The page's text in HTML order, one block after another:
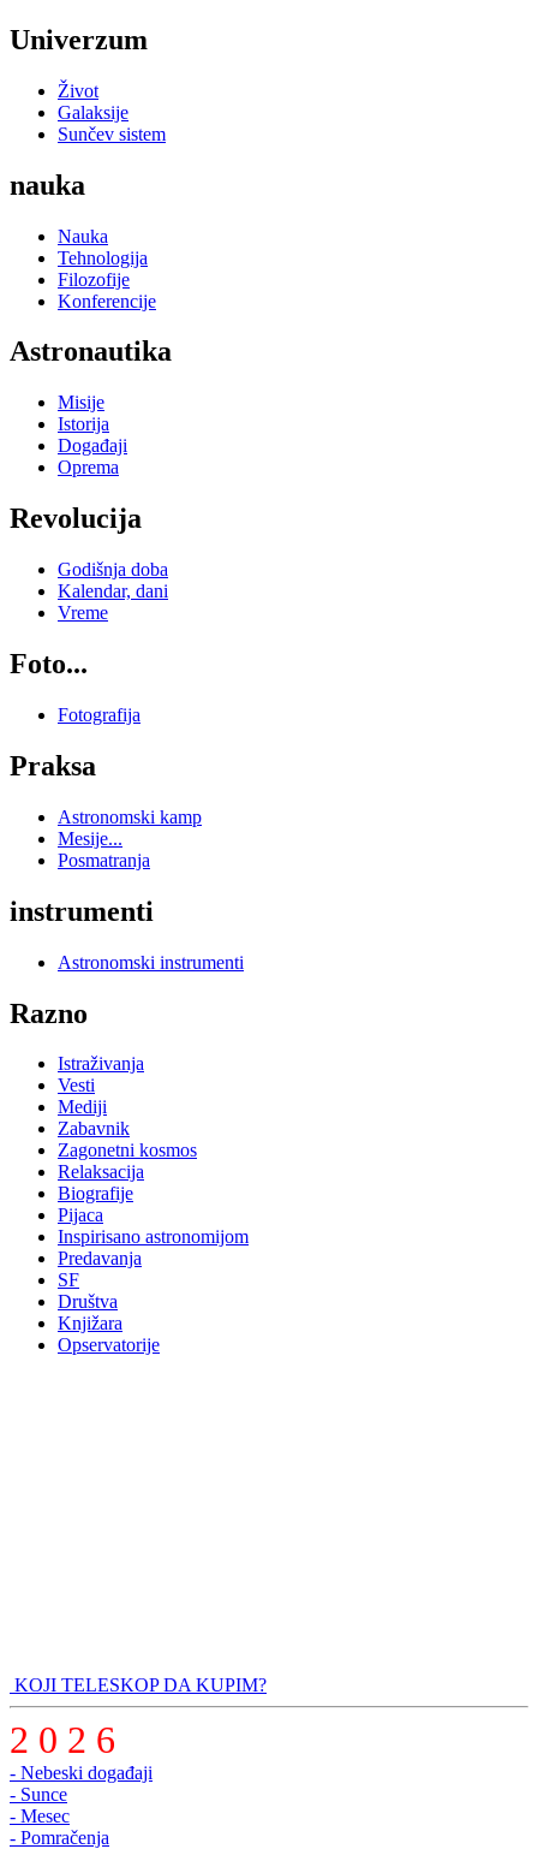
Univerzum
Život
Galaksije
Sunčev sistem
nauka
Nauka
Tehnologija
Filozofije
Konferencije
Astronautika
Misije
Istorija
Događaji
Oprema
Revolucija
Godišnja doba
Kalendar, dani
Vreme
Foto...
Fotografija
Praksa
Astronomski kamp
Mesije...
Posmatranja
instrumenti
Astronomski instrumenti
Razno
Istraživanja
Vesti
Mediji
Zabavnik
Zagonetni kosmos
Relaksacija
Biografije
Pijaca
Inspirisano astronomijom
Predavanja
SF
Društva
Knjižara
Opservatorije
KOJI TELESKOP DA KUPIM?
2 0 2 6
- Nebeski događaji
- Sunce
- Mesec
- Pomračenja